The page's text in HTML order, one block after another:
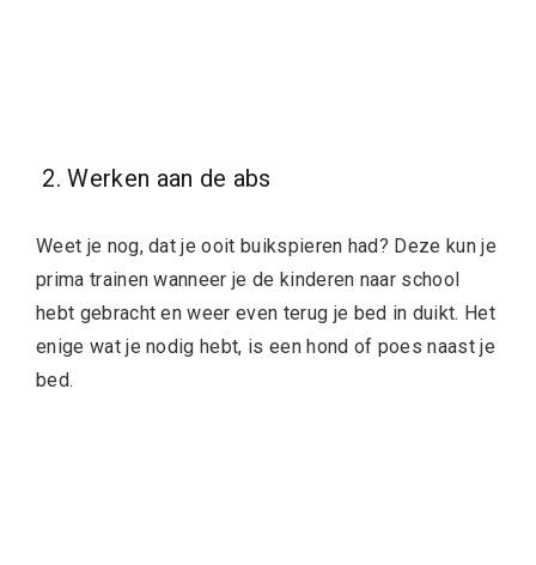
2. Werken aan de abs
Weet je nog, dat je ooit buikspieren had? Deze kun je
prima trainen wanneer je de kinderen naar school
hebt gebracht en weer even terug je bed in duikt. Het
enige wat je nodig hebt, is een hond of poes naast je
bed.